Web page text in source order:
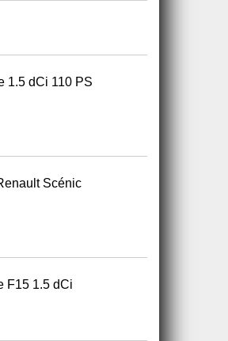
1.5 dCi 110 PS
Scénic
F15 1.5 dCi